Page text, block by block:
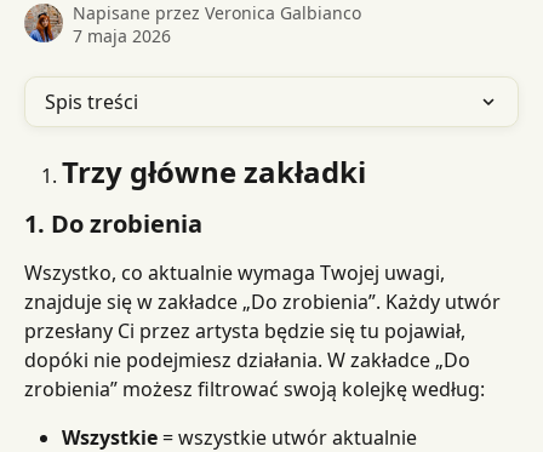
Napisane przez Veronica Galbianco
7 maja 2026
Spis treści
Trzy główne zakładki
1. Do zrobienia
Wszystko, co aktualnie wymaga Twojej uwagi,
znajduje się w zakładce „Do zrobienia”. Każdy utwór
przesłany Ci przez artysta będzie się tu pojawiał,
dopóki nie podejmiesz działania. W zakładce „Do
zrobienia” możesz filtrować swoją kolejkę według:
Wszystkie = wszystkie utwór aktualnie